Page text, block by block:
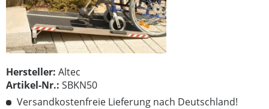
Hersteller: Altec
Artikel-Nr.: SBKN50
Versandkostenfreie Lieferung nach Deutschland!